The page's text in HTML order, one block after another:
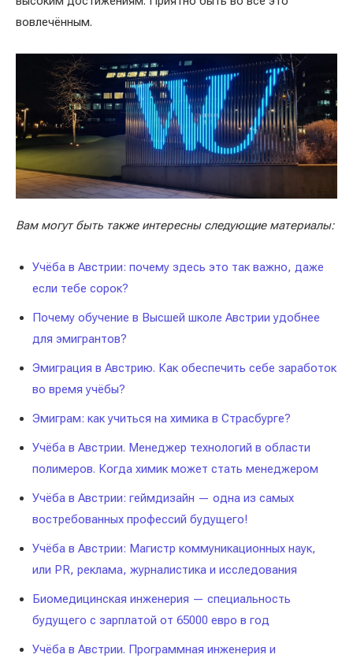
вовлечённым.
Вам могут быть также интересны следующие материалы:
Учёба в Австрии: почему здесь это так важно, даже
если тебе сорок?
Почему обучение в Высшей школе Австрии удобнее
для эмигрантов?
Эмиграция в Австрию. Как обеспечить себе заработок
во время учёбы?
Эмиграм: как учиться на химика в Страсбурге?
Учёба в Австрии. Менеджер технологий в области
полимеров. Когда химик может стать менеджером
Учёба в Австрии: геймдизайн — одна из самых
востребованных профессий будущего!
Учёба в Австрии: Магистр коммуникационных наук,
или PR, реклама, журналистика и исследования
Биомедицинская инженерия — специальность
будущего с зарплатой от 65000 евро в год
Учёба в Австрии. Программная инженерия и